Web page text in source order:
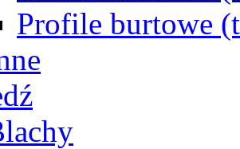
Profile burtowe